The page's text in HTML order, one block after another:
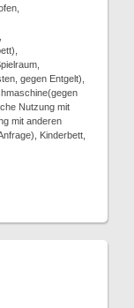
gegen Entgelt),
Nutzung mit
mit anderen
Kinderbett,